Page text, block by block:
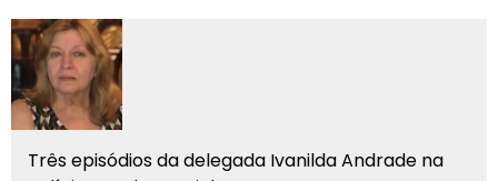
Três episódios da delegada Ivanilda Andrade na